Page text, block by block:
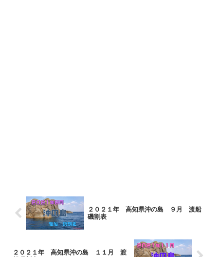
２０２１年 高知県沖の島 ９月 渡船
磯割表
２０２１年 高知県沖の島 １１月 渡